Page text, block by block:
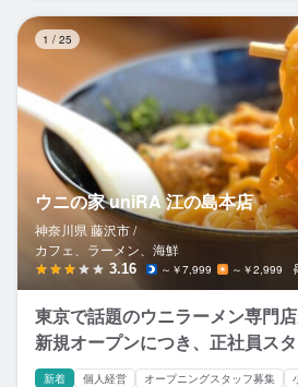
1 / 25
ウニの家 uniRA 江の島本店
神奈川県 藤沢市 /
カフェ、ラーメン、海鮮
3.16 ～￥7,999 ～￥2,999
東京で話題のウニラーメン専門
新規オープンにつき、正社員スタ
新着 個人経営 オープニングスタッフ募集